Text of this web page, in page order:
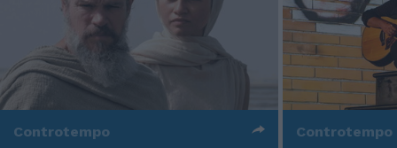
Controtempo Controtempo